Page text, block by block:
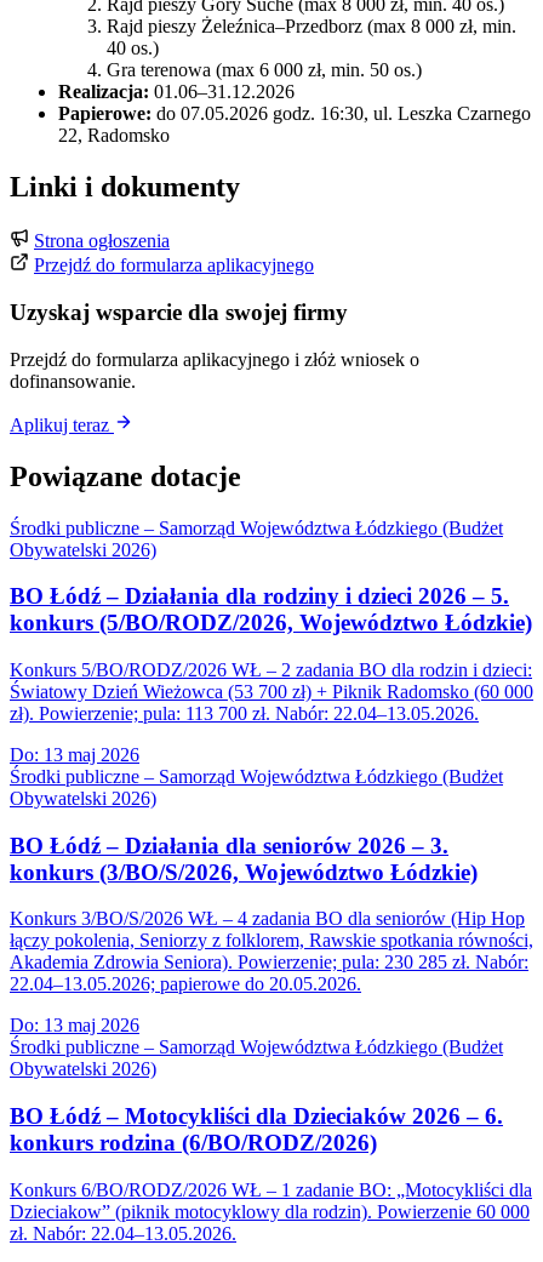
Rajd pieszy Góry Suche (max 8 000 zł, min. 40 os.)
Rajd pieszy Żeleźnica–Przedborz (max 8 000 zł, min.
40 os.)
Gra terenowa (max 6 000 zł, min. 50 os.)
Realizacja: 01.06–31.12.2026
Papierowe: do 07.05.2026 godz. 16:30, ul. Leszka Czarnego
22, Radomsko
Linki i dokumenty
Strona ogłoszenia
Przejdź do formularza aplikacyjnego
Uzyskaj wsparcie dla swojej firmy
Przejdź do formularza aplikacyjnego i złóż wniosek o
dofinansowanie.
Aplikuj teraz
Powiązane dotacje
Środki publiczne – Samorząd Województwa Łódzkiego (Budżet
Obywatelski 2026)
BO Łódź – Działania dla rodziny i dzieci 2026 – 5.
konkurs (5/BO/RODZ/2026, Województwo Łódzkie)
Konkurs 5/BO/RODZ/2026 WŁ – 2 zadania BO dla rodzin i dzieci:
Światowy Dzień Wieżowca (53 700 zł) + Piknik Radomsko (60 000
zł). Powierzenie; pula: 113 700 zł. Nabór: 22.04–13.05.2026.
Do: 13 maj 2026
Środki publiczne – Samorząd Województwa Łódzkiego (Budżet
Obywatelski 2026)
BO Łódź – Działania dla seniorów 2026 – 3.
konkurs (3/BO/S/2026, Województwo Łódzkie)
Konkurs 3/BO/S/2026 WŁ – 4 zadania BO dla seniorów (Hip Hop
łączy pokolenia, Seniorzy z folklorem, Rawskie spotkania równości,
Akademia Zdrowia Seniora). Powierzenie; pula: 230 285 zł. Nabór:
22.04–13.05.2026; papierowe do 20.05.2026.
Do: 13 maj 2026
Środki publiczne – Samorząd Województwa Łódzkiego (Budżet
Obywatelski 2026)
BO Łódź – Motocykliści dla Dzieciaków 2026 – 6.
konkurs rodzina (6/BO/RODZ/2026)
Konkurs 6/BO/RODZ/2026 WŁ – 1 zadanie BO: „Motocykliści dla
Dzieciakow” (piknik motocyklowy dla rodzin). Powierzenie 60 000
zł. Nabór: 22.04–13.05.2026.